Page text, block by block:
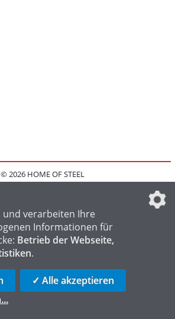
© 2026 HOME OF STEEL
IMPRESSUM
DATENSCHUTZEINSTELLUNGEN
HOME OF LOGISTICS
verarbeiten Ihre
Informationen für
Betrieb der Webseite,
.
✓ Alle akzeptieren
...